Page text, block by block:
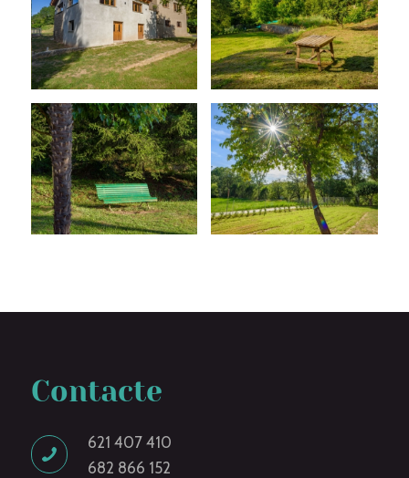
Contacte
621 407 410
682 866 152